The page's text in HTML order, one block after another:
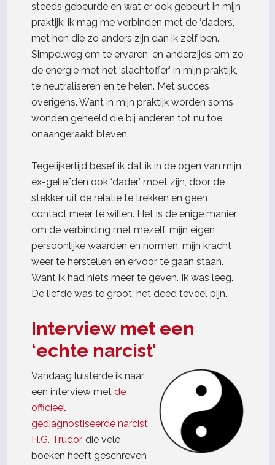
steeds gebeurde en wat er ook gebeurt in mijn
praktijk: ik mag me verbinden met de ‘daders’,
met hen die zo anders zijn dan ik zelf ben.
Simpelweg om te ervaren, en anderzijds om zo
de energie met het ‘slachtoffer’ in mijn praktijk,
te neutraliseren en te helen. Met succes
overigens. Want in mijn praktijk worden soms
wonden geheeld die bij anderen tot nu toe
onaangeraakt bleven.
Tegelijkertijd besef ik dat ik in de ogen van mijn
ex-geliefden ook ‘dader’ moet zijn, door de
stekker uit de relatie te trekken en geen
contact meer te willen. Het is de enige manier
om de verbinding met mezelf, mijn eigen
persoonlijke waarden en normen, mijn kracht
weer te herstellen en ervoor te gaan staan.
Want ik had niets meer te geven. Ik was leeg.
De liefde was te groot, het deed teveel pijn.
Interview met een
‘echte narcist’
Vandaag luisterde ik naar
een interview met de
officieel
gediagnostiseerde narcist
H.G. Trudor, die vele
boeken heeft geschreven